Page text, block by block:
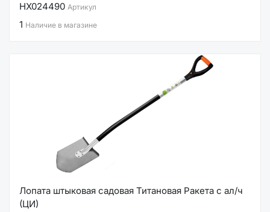
НХ024490 Артикул
1 Наличие в магазине
Лопата штыковая садовая Титановая Ракета с ал/ч
(ЦИ)